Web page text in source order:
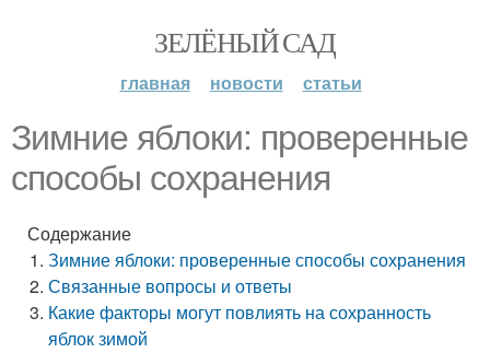
ЗЕЛЁНЫЙ САД
главная новости статьи
Зимние яблоки: проверенные
способы сохранения
Содержание
Зимние яблоки: проверенные способы сохранения
Связанные вопросы и ответы
Какие факторы могут повлиять на сохранность
яблок зимой